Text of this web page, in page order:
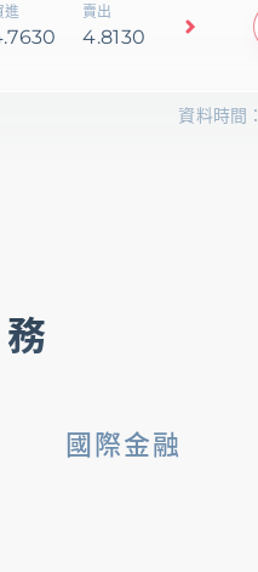
進 賣出
4.8130
資料時間：
國際金融